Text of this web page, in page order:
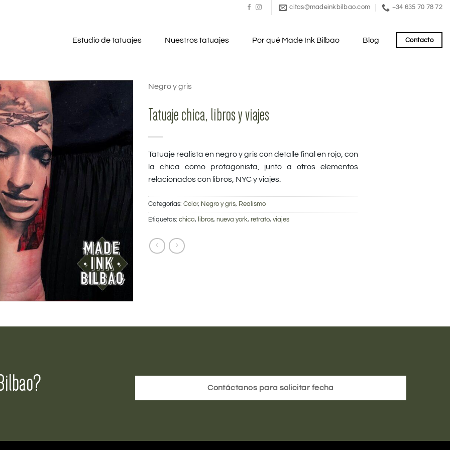
citas@madeinkbilbao.com +34 635 70 78 72
Estudio de tatuajes Nuestros tatuajes Por qué Made Ink Bilbao Blog Contacto
Negro y gris
Tatuaje chica, libros y viajes
Tatuaje realista en negro y gris con detalle final en rojo, con
la chica como protagonista, junto a otros elementos
relacionados con libros, NYC y viajes.
Categorías: Color, Negro y gris, Realismo
Etiquetas: chica, libros, nueva york, retrato, viajes
Contáctanos para solicitar fecha